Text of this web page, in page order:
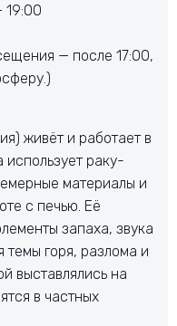
19:00
— после 17:00,
живёт и работает в
раку-
материалы и
с печью. Её
запаха, звука
темы горя, разлома и
выставлялись на
в частных